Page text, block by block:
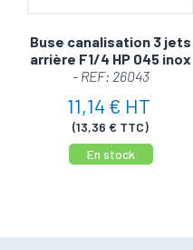
Buse canalisation 3 jets
arrière F1/4 HP 045 inox
- REF: 26043
11,14 € HT
(13,36 € TTC)
En stock